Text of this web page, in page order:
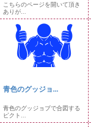
こちらのページを開いて頂き
ありが...
青色のグッジョ...
青色のグッジョブで合図する
ピクト...